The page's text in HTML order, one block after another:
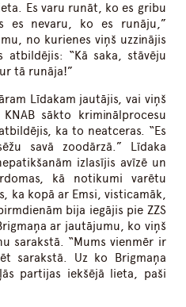
Es varu runāt, ko es gribu
es nevaru, ko es runāju,”
no kurienes viņš uzzinājis
atbildējis: “Kā saka, stāvēju
tā runāja!”
Līdakam jautājis, vai viņš
sākto kriminālprocesu
ka to neatceras. “Es
savā zoodārzā.” Līdaka
izlasījis avīzē un
kā notikumi varētu
ka kopā ar Emsi, visticamāk,
bija iegājis pie ZZS
ar jautājumu, ko viņš
sarakstā. “Mums vienmēr ir
sarakstā. Uz ko Brigmaņa
partijas iekšējā lieta, paši